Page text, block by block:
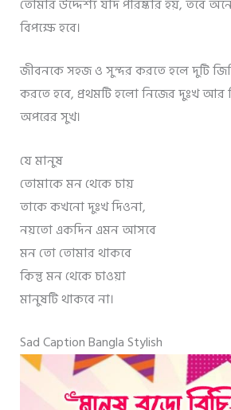
তোমার উদ্দেশ্য যদি পরিষ্কার হয়, তবে
বিপক্ষে হবে।
জীবনকে সহজ ও সুন্দর করতে হলে দুটি
করতে হবে, প্রথমটি হলো নিজের দুঃখ আর
অপরের সুখ।
যে মানুষ
তোমাকে মন থেকে চায়
তাকে কখনো দুঃখ দিওনা,
নয়তো একদিন এমন আসবে
মন তো তোমার থাকবে
কিন্তু মন থেকে চাওয়া
মানুষটি থাকবে না।
Sad Caption Bangla Stylish